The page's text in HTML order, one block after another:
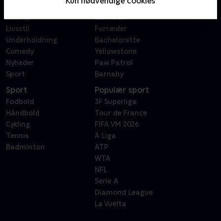
Reality
Livsstil
Underholdning
Comedy
Nyheder
Sport
X Factor
Bachelor
Forræder
Bachelorette
Yellowstone
Paw Patrol
Barnaby
Sport
Fodbold
Håndbold
Cykling
Tennis
Badminton
Populær sport
3F Superliga
Tour de France
FIFA VM 2026
A Liga
ATP
WTA
NFL
Serie A
Diamond League
La Vuelta